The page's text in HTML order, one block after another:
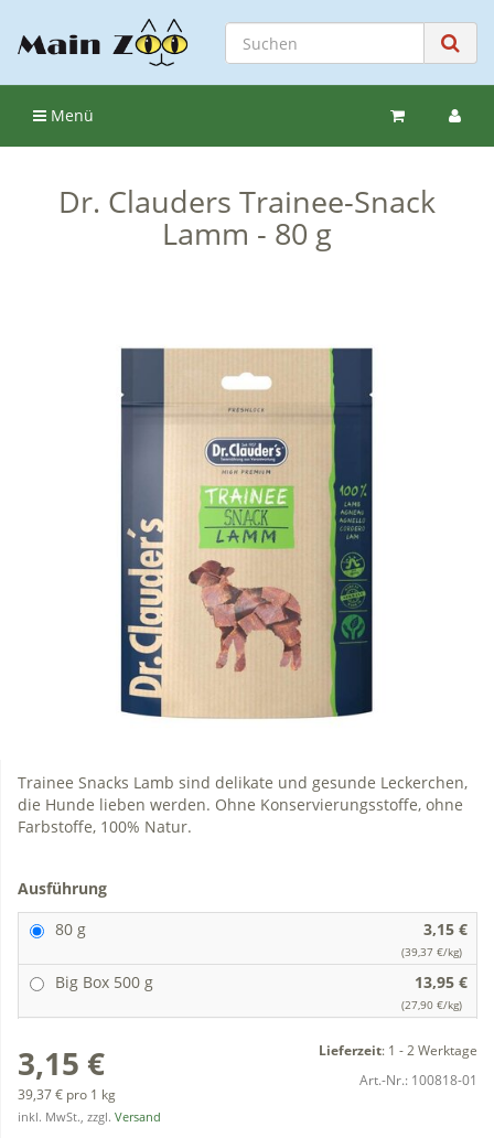
Menü
Dr. Clauders Trainee-Snack
Lamm - 80 g
Trainee Snacks Lamb sind delikate und gesunde Leckerchen,
die Hunde lieben werden. Ohne Konservierungsstoffe, ohne
Farbstoffe, 100% Natur.
Ausführung
80 g
3,15 €
(39,37 €/kg)
Big Box 500 g 13,95 €
(27,90 €/kg)
3,15 €
39,37 € pro 1 kg
inkl. MwSt., zzgl. Versand
Lieferzeit: 1 - 2 Werktage
Art.-Nr.: 100818-01